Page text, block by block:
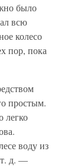
было
всю
колесо
пор, пока
простым.
легко
воду из
т. д. —